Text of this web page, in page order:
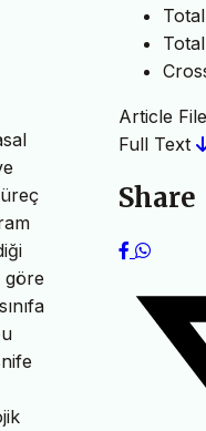
göre
Article
Full Text
Share